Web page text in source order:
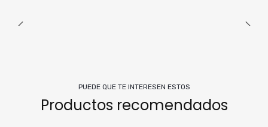
PUEDE QUE TE INTERESEN ESTOS
Productos recomendados